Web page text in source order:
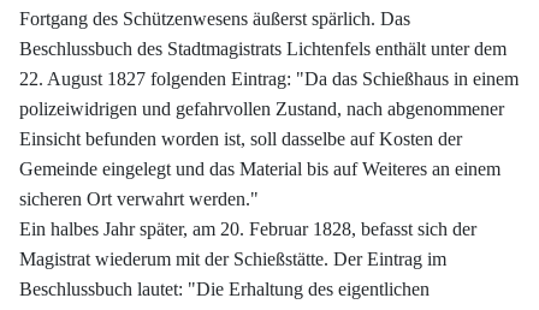
Fortgang des Schützenwesens äußerst spärlich. Das
Beschlussbuch des Stadtmagistrats Lichtenfels enthält unter dem
22. August 1827 folgenden Eintrag: "Da das Schießhaus in einem
polizeiwidrigen und gefahrvollen Zustand, nach abgenommener
Einsicht befunden worden ist, soll dasselbe auf Kosten der
Gemeinde eingelegt und das Material bis auf Weiteres an einem
sicheren Ort verwahrt werden."
Ein halbes Jahr später, am 20. Februar 1828, befasst sich der
Magistrat wiederum mit der Schießstätte. Der Eintrag im
Beschlussbuch lautet: "Die Erhaltung des eigentlichen